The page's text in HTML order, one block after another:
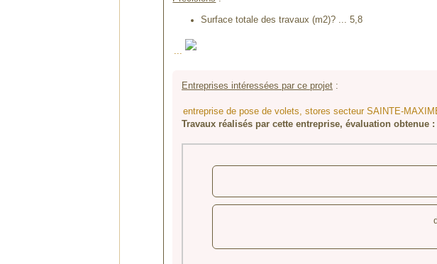
Surface totale des travaux (m2)? ... 5,8
...
Entreprises intéressées par ce projet:
entreprise de pose de volets, stores secteur SAINTE-
Travaux réalisés par cette entreprise, évaluation obtenue :